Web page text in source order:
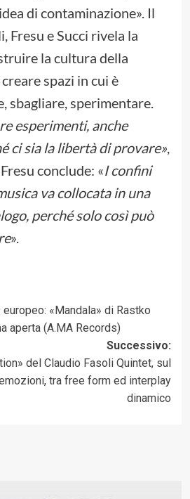
di contaminazione». Il
Fresu e Succi rivela la
la cultura della
spazi in cui è
sbagliare, sperimentare.
esperimenti, anche
ci sia la libertà di provare»,
conclude: «I confini
va collocata in una
perché solo così può
».
«Mandala» di Rastko
aperta (A.MA Records)
Successivo:
del Claudio Fasoli Quintet, sul
tra free form ed interplay
dinamico